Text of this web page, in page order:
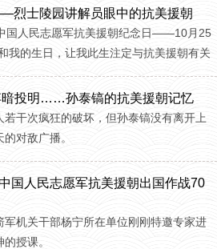
烈士陵园讲解员眼中的抗美援朝
国人民志愿军抗美援朝纪念日——10月25
我的生日，让我此生注定与抗美援朝有关
暗投明……孙泰镐的抗美援朝记忆
干次疯狂的破坏，但孙泰镐没有离开上
对敌广播。
国人民志愿军抗美援朝出国作战70
机关干部杨宁所在单位刚刚特邀专家进
授课。